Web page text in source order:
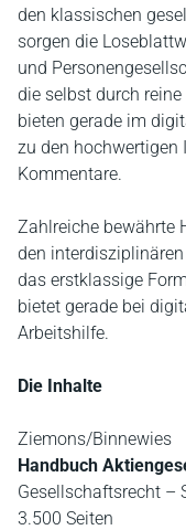
den klassischen
sorgen die
und
die selbst durch
bieten gerade im
zu den hochwertigen
Kommentare.
Zahlreiche bewährte
den
das erstklassige
bietet gerade bei
Arbeitshilfe.
Die Inhalte
Ziemons/Binnewies
Handbuch
Gesellschaftsrecht –
3.500 Seiten